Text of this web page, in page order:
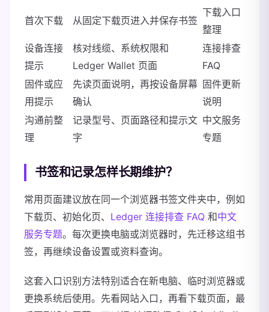
首次下载 从固定下载页进入并保存书签
下载入口
整理
设备连接
提示
核对线缆、系统权限和
Ledger Wallet 页面
连接排查
FAQ
固件或应
用提示
先读页面说明，再按设备屏幕
确认
固件更新
说明
沟通前整
理
记录型号、页面路径和提示文
字
中文服务
专题
书签和记录怎样长期维护？
常用页面建议放在同一个浏览器书签文件夹中，例如
下载页、初始化页、 Ledger 连接排查 FAQ 和中文
服务专题。每次更换电脑或浏览器时，先迁移这组书
签，再继续设备设置或资料查询。
这套入口识别方法特别适合在新电脑、临时浏览器或
更换系统后使用。先看网站入口，再看下载页面，最